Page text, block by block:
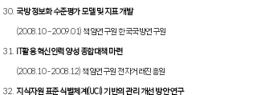
국방 정보화 수준평가 모델 및 지표 개발
(2008.10 – 2009.01) 책임연구원 한국국방연구원
IT활용.혁신인력 양성 종합대책 마련
(2008.10 - 2008.12) 책임연구원 전자거래진흥원
지식자원 표준 식별체계(UCI) 기반의 관리 개선 방안 연구